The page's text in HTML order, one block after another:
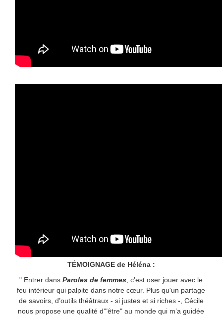
TÉMOIGNAGE de Héléna :
" Entrer dans Paroles de femmes, c’est oser jouer avec le
feu intérieur qui palpite dans notre cœur. Plus qu'un partage
de savoirs, d’outils théâtraux - si justes et si riches -, Cécile
nous propose une qualité d'"être" au monde qui m’a guidée